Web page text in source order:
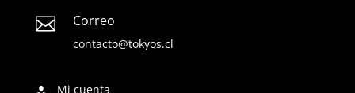
 Correo
contacto@tokyos.cl
Mi cuenta